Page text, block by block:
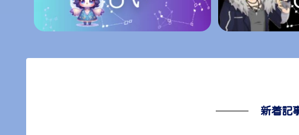
新着記